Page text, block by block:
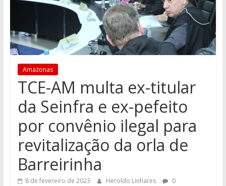
Amazonas
TCE-AM multa ex-titular
da Seinfra e ex-pefeito
por convênio ilegal para
revitalização da orla de
Barreirinha
8 de fevereiro de 2023 Heroldo Linhares
0